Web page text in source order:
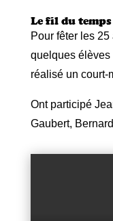
Le fil du temps
Pour fêter les
quelques élèves
réalisé un court-
Ont participé
Gaubert,